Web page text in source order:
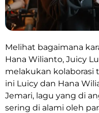
Melihat bagaimana
Hana Wilianto, Juicy
melakukan kolaborasi
ini Luicy dan Hana
Jemari, lagu yang di
sering di alami oleh